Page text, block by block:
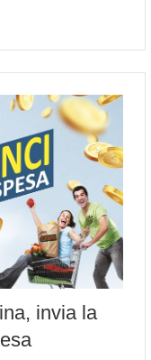
invia la